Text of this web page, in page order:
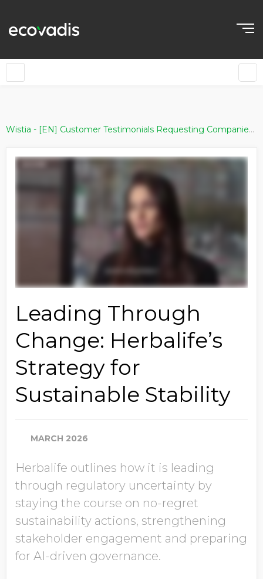
Wistia - [EN] Customer Testimonials Requesting Companies
Leading Through
Change: Herbalife’s
Strategy for
Sustainable Stability
MARCH 2026
Herbalife outlines how it is leading
through regulatory uncertainty by
staying the course on no-regret
sustainability actions, strengthening
stakeholder engagement and preparing
for AI-driven governance.